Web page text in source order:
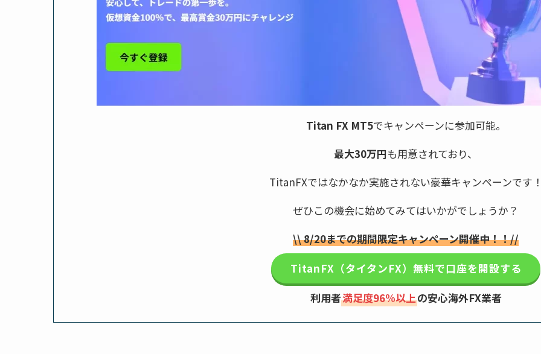
Titan FX MT5でキャンペーンに参加可能。
最大30万円も用意されており、
TitanFXではなかなか実施されない豪華キャンペーンです
ぜひこの機会に始めてみてはいかがでしょうか？
\\8/20までの期間限定キャンペーン開催中！！//
TitanFX（タイタンFX）無料で口座を開設する
利用者満足度96%以上の安心海外FX業者